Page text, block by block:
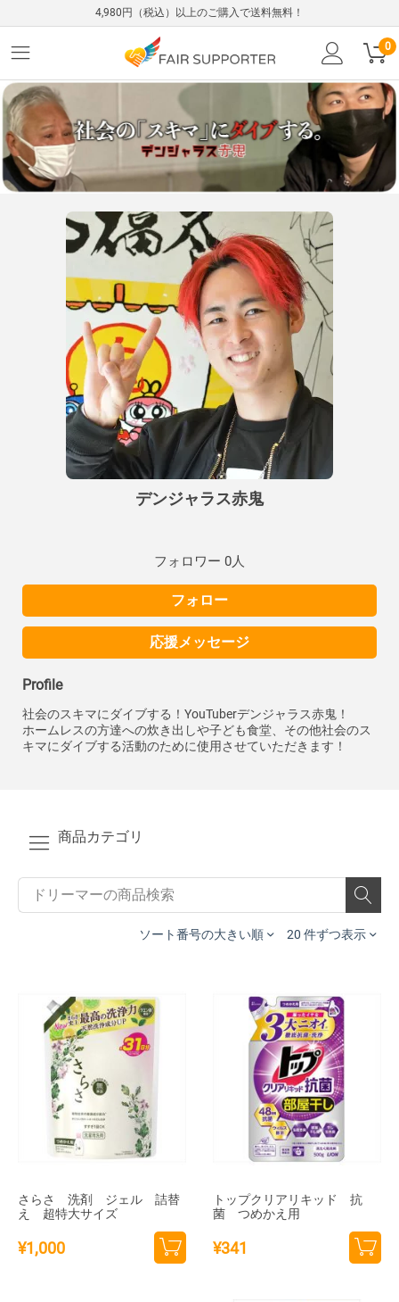
4,980円（税込）以上のご購入で送料無料！
0
デンジャラス赤鬼
フォロワー 0人
フォロー
応援メッセージ
Profile
社会のスキマにダイブする！YouTuberデンジャラス赤鬼！
ホームレスの方達への炊き出しや子ども食堂、その他社会のス
キマにダイブする活動のために使用させていただきます！
商品カテゴリ
ソート番号の大きい順 20 件ずつ表示
さらさ 洗剤 ジェル 詰替
え 超特大サイズ
¥1,000
トップクリアリキッド 抗
菌 つめかえ用
¥341